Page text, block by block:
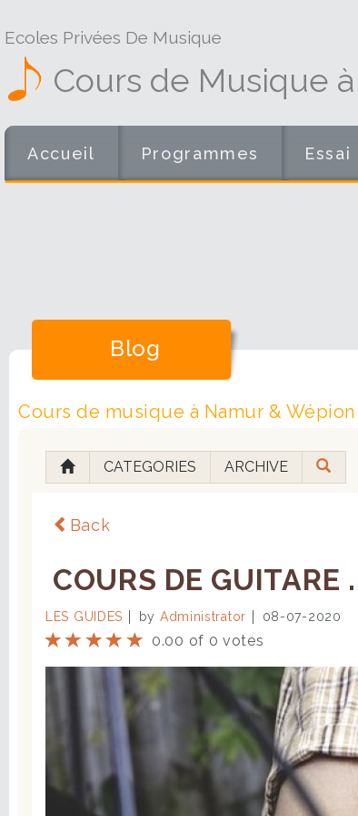
Ecoles Privées De Musique
Cours de Musique
Accueil Programmes Essai
Blog
Cours de musique à Namur &
CATEGORIES ARCHIVE
Back
COURS DE GUITARE
LES GUIDES by Administrator 08-07-2020
0.00 of 0 votes